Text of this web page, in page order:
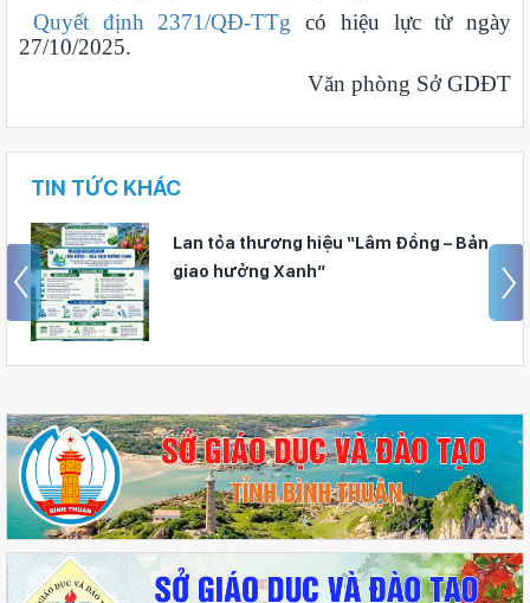
Quyết định 2371/QĐ-TTg có hiệu lực từ ngày
27/10/2025.
Văn phòng Sở GDĐT
TIN TỨC KHÁC
tỏa thương hiệu “Lâm Đồng – Bản
hưởng Xanh”